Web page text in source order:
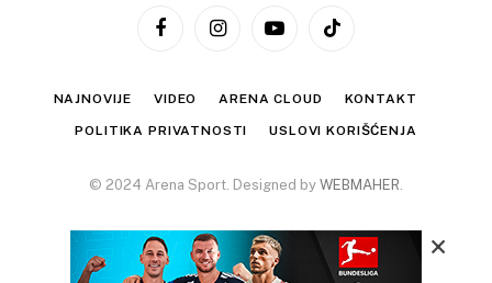
FacebookInstagramYouTubeTikTok
NAJNOVIJE VIDEO ARENA CLOUD KONTAKT
POLITIKA PRIVATNOSTI USLOVI KORIŠĆENJA
© 2024 Arena Sport. Designed by WEBMAHER.
×